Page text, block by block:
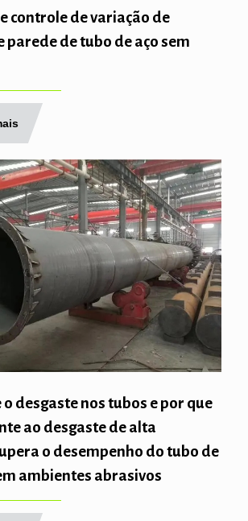
controle de variação de
parede de tubo de aço sem
desgaste nos tubos e por que
ao desgaste de alta
o desempenho do tubo de
ambientes abrasivos